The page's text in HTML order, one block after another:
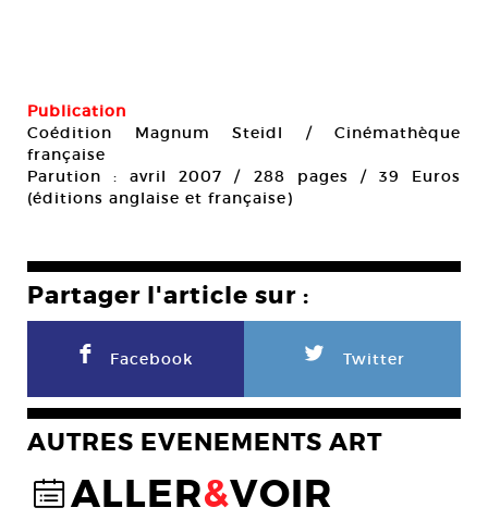
Publication
Coédition Magnum Steidl / Cinémathèque
française
Parution : avril 2007 / 288 pages / 39 Euros
(éditions anglaise et française)
Partager l'article sur :
F Facebook L Twitter
AUTRES EVENEMENTS ART
@ALLER&VOIR